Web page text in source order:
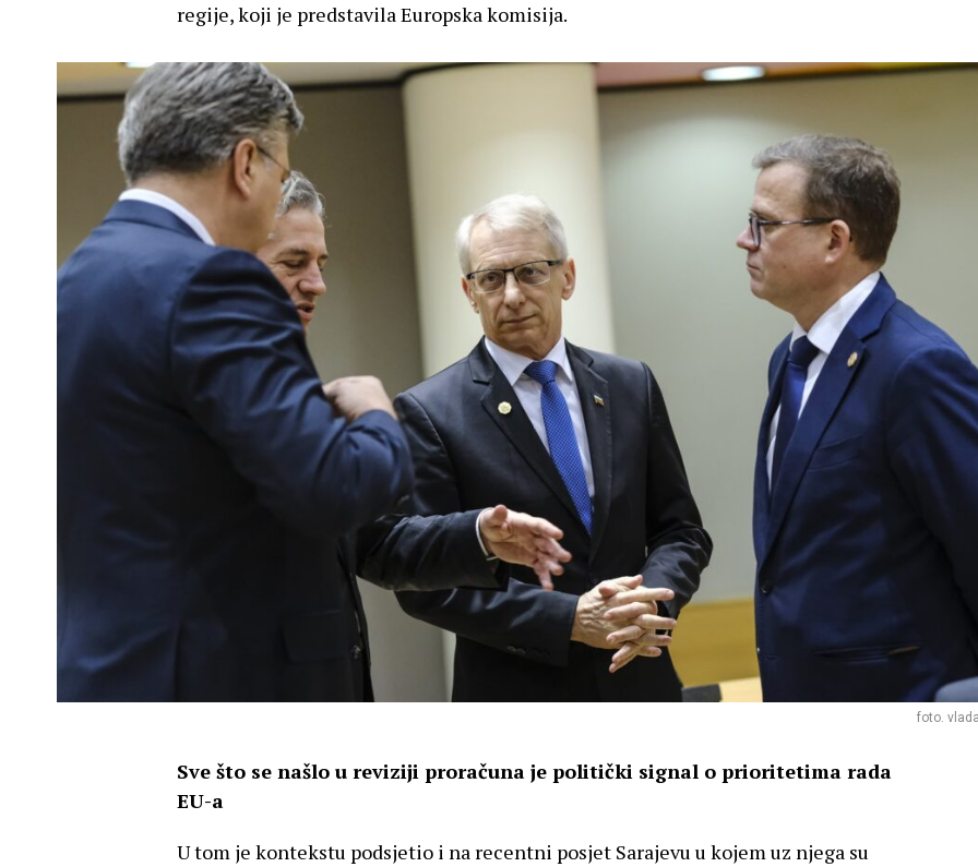
regije, koji je predstavila Europska komisija.
foto.
Sve što se našlo u reviziji proračuna je politički signal o prioritetima rada
EU-a
U tom je kontekstu podsjetio i na recentni posjet Sarajevu u kojem uz njega su